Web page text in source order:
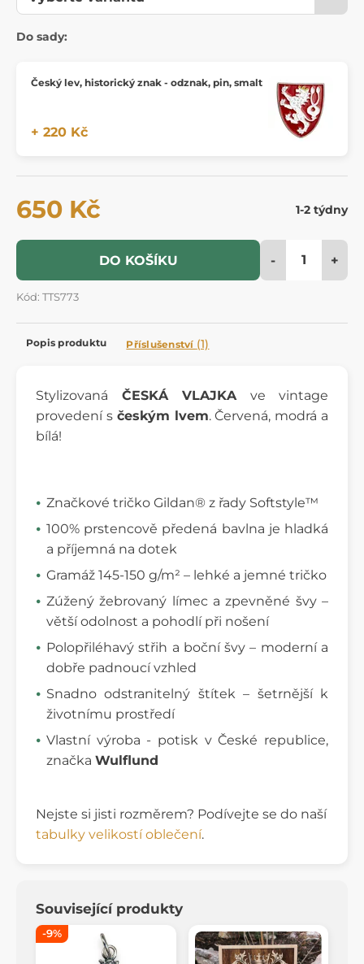
Do sady:
Český lev, historický znak - odznak, pin, smalt
+ 220 Kč
650 Kč 1-2 týdny
DO KOŠÍKU - +
Kód: TTS773
Popis produktu Příslušenství (1)
Stylizovaná ČESKÁ VLAJKA ve vintage
provedení s českým lvem. Červená, modrá a
bílá!
Značkové tričko Gildan® z řady Softstyle™
100% prstencově předená bavlna je hladká
a příjemná na dotek
Gramáž 145-150 g/m² – lehké a jemné tričko
Zúžený žebrovaný límec a zpevněné švy –
větší odolnost a pohodlí při nošení
Polopřiléhavý střih a boční švy – moderní a
dobře padnoucí vzhled
Snadno odstranitelný štítek – šetrnější k
životnímu prostředí
Vlastní výroba - potisk v České republice,
značka Wulflund
Nejste si jisti rozměrem? Podívejte se do naší
tabulky velikostí oblečení.
Související produkty
-9%